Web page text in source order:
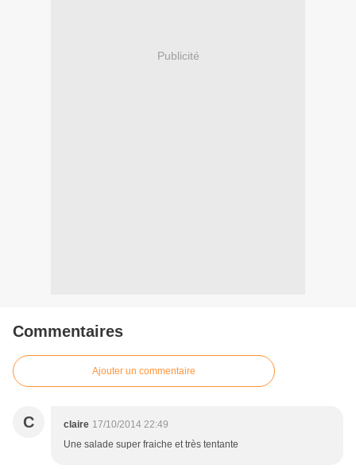
Publicité
Commentaires
Ajouter un commentaire
C claire 17/10/2014 22:49
Une salade super fraiche et très tentante